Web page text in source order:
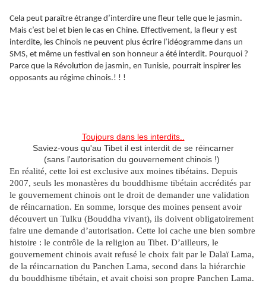
Cela peut paraître étrange d’interdire une fleur telle que le jasmin.
Mais c’est bel et bien le cas en Chine. Effectivement, la fleur y est
interdite, les Chinois ne peuvent plus écrire l’idéogramme dans un
SMS, et même un festival en son honneur a été interdit. Pourquoi ?
Parce que la Révolution de jasmin, en Tunisie, pourrait inspirer les
opposants au régime chinois.! ! !
Toujours dans les interdits..
Saviez-vous qu'au Tibet il est interdit de se réincarner
(sans l'autorisation du gouvernement chinois !)
En réalité, cette loi est exclusive aux moines tibétains. Depuis
2007, seuls les monastères du bouddhisme tibétain accrédités par
le gouvernement chinois ont le droit de demander une validation
de réincarnation. En somme, lorsque des moines pensent avoir
découvert un Tulku (Bouddha vivant), ils doivent obligatoirement
faire une demande d’autorisation. Cette loi cache une bien sombre
histoire : le contrôle de la religion au Tibet. D’ailleurs, le
gouvernement chinois avait refusé le choix fait par le Dalaï Lama,
de la réincarnation du Panchen Lama, second dans la hiérarchie
du bouddhisme tibétain, et avait choisi son propre Panchen Lama.